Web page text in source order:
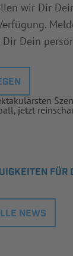
wir Dir
Dir Dein
jetzt
FÜR
NEWS